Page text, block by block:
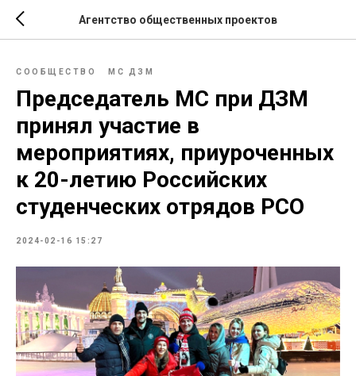
Агентство общественных проектов
СООБЩЕСТВО МС ДЗМ
Председатель МС при ДЗМ
принял участие в
мероприятиях, приуроченных
к 20-летию Российских
студенческих отрядов РСО
2024-02-16 15:27